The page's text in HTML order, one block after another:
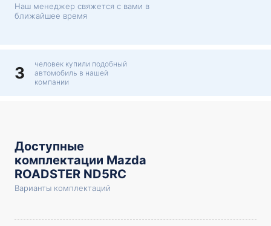
Наш менеджер свяжется с вами в
ближайшее время
3
человек купили подобный
автомобиль в нашей
компании
Доступные
комплектации Mazda
ROADSTER ND5RC
Варианты комплектаций